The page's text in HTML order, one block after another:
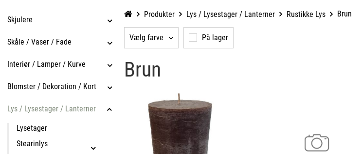
Skjulere
Skåle / Vaser / Fade
Interiør / Lamper / Kurve
Blomster / Dekoration / Kort
Lys / Lysestager / Lanterner
Lysetager
Stearinlys
Produkter Lys / Lysestager / Lanterner Rustikke Lys Brun
Vælg farve På lager
Brun